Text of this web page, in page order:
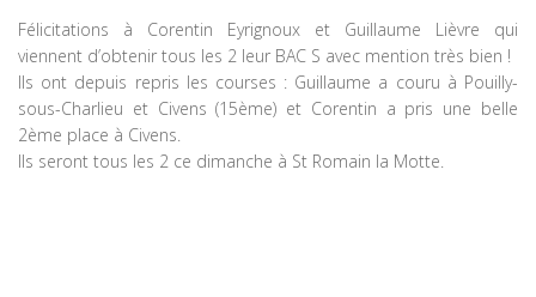
Félicitations à Corentin Eyrignoux et Guillaume Lièvre qui
viennent d’obtenir tous les 2 leur BAC S avec mention très bien !
Ils ont depuis repris les courses : Guillaume a couru à Pouilly-
sous-Charlieu et Civens (15ème) et Corentin a pris une belle
2ème place à Civens.
Ils seront tous les 2 ce dimanche à St Romain la Motte.